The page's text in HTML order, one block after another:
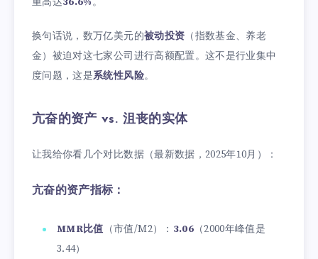
换句话说，数万亿美元的被动投资 （指数基金、养老
金）被迫对这七家公司进行高额配置。这不是行业集中
度问题，这是系统性风险。
亢奋的资产 vs. 沮丧的实体
让我给你看几个对比数据（最新数据，2025年10月）：
亢奋的资产指标：
MMR比值 （市值/M2）： 3.06（2000年峰值是
3.44）